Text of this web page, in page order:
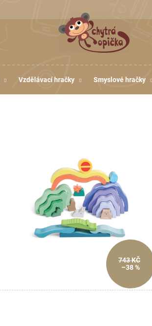
Vzdělávací hračky Smyslové hračky
743 KČ
–38 %